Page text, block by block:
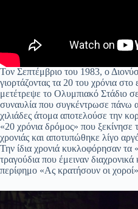
Τον Σεπτέμβριο του 1983, ο
γιορτάζοντας τα 20 του χρόνια στο
μετέτρεψε το Ολυμπιακό Στάδιο
συναυλία που συγκέντρωσε πάνω
χιλιάδες άτομα αποτελούσε την
«20 χρόνια δρόμος» που ξεκίνησε
χρονιάς και αποτυπώθηκε λίγο
Την ίδια χρονιά κυκλοφόρησαν τα
τραγούδια που έμειναν
περίφημο «Ας κρατήσουν οι